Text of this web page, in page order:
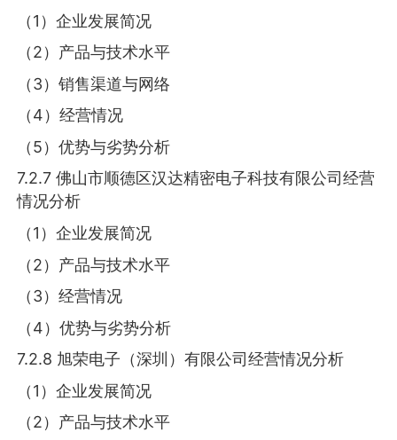
（1）企业发展简况
（2）产品与技术水平
（3）销售渠道与网络
（4）经营情况
（5）优势与劣势分析
7.2.7 佛山市顺德区汉达精密电子科技有限公司经营
情况分析
（1）企业发展简况
（2）产品与技术水平
（3）经营情况
（4）优势与劣势分析
7.2.8 旭荣电子（深圳）有限公司经营情况分析
（1）企业发展简况
（2）产品与技术水平